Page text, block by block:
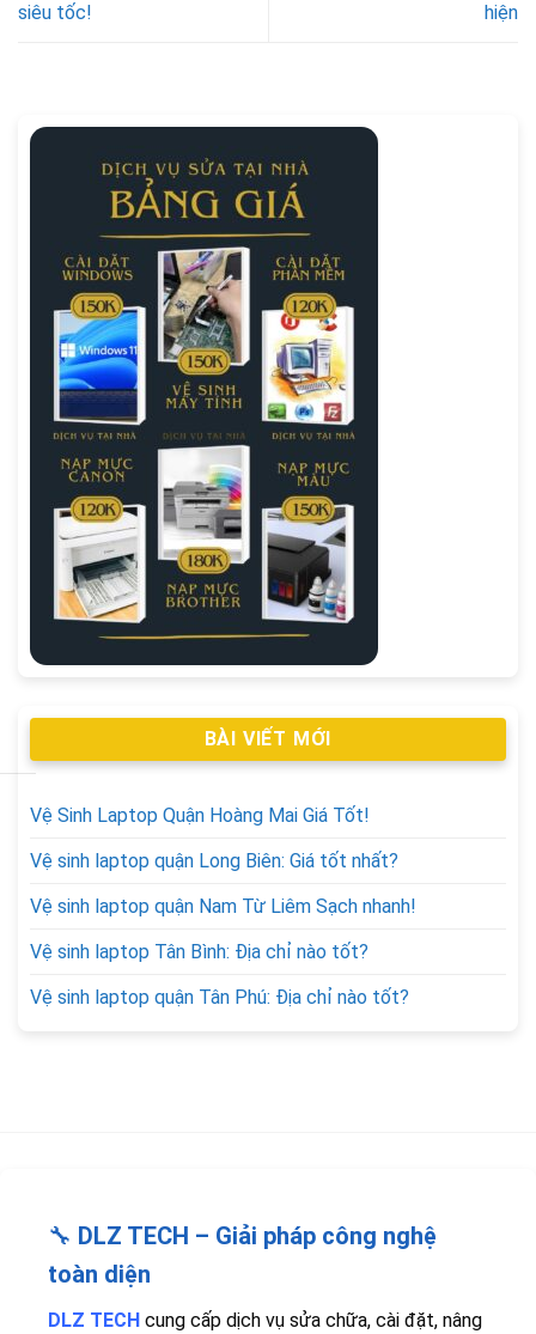
siêu tốc!
hiện
BÀI VIẾT MỚI
Vệ Sinh Laptop Quận Hoàng Mai Giá Tốt!
Vệ sinh laptop quận Long Biên: Giá tốt nhất?
Vệ sinh laptop quận Nam Từ Liêm Sạch nhanh!
Vệ sinh laptop Tân Bình: Địa chỉ nào tốt?
Vệ sinh laptop quận Tân Phú: Địa chỉ nào tốt?
🔧 DLZ TECH – Giải pháp công nghệ
toàn diện
DLZ TECH cung cấp dịch vụ sửa chữa, cài đặt, nâng